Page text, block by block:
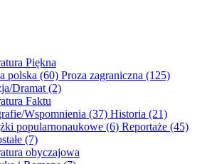
Piękna
polska (60) Proza zagraniczna (125)
Dramat (2)
Faktu
Wspomnienia (37) Historia (21)
popularnonaukowe (6) Reportaże (45)
(7)
obyczajowa